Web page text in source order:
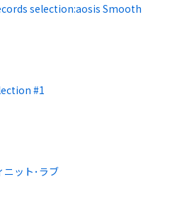
selection:aosis Smooth
#1
ニット･ラブ